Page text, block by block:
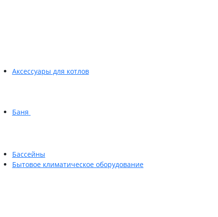
Аксессуары для котлов
Баня
Бассейны
Бытовое климатическое оборудование